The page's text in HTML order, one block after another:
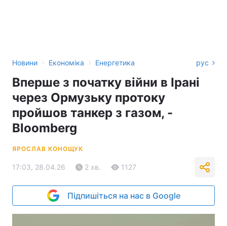
Новини › Економіка › Енергетика рус
Вперше з початку війни в Ірані
через Ормузьку протоку
пройшов танкер з газом, -
Bloomberg
ЯРОСЛАВ КОНОЩУК
17:03, 28.04.26 2 хв. 1127
Підпишіться на нас в Google